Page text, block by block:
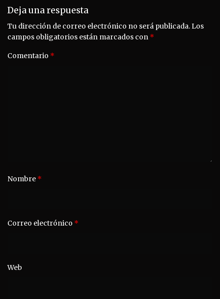
Deja una respuesta
Tu dirección de correo electrónico no será publicada.Los
campos obligatorios están marcados con *
Comentario *
Nombre *
Correo electrónico *
Web